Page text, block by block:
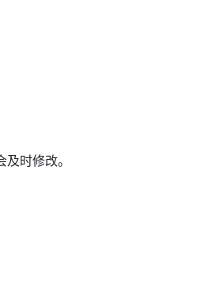
时修改。